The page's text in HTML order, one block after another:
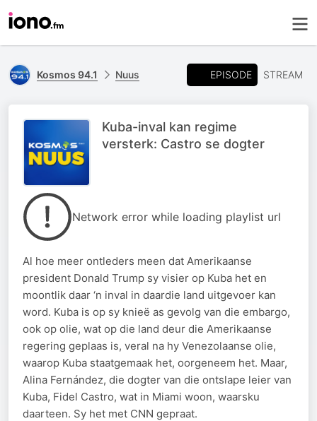
Kosmos 94.1 Nuus EPISODE STREAM
Kuba-inval kan regime
versterk: Castro se dogter
Network error while loading playlist url
Al hoe meer ontleders meen dat Amerikaanse
president Donald Trump sy visier op Kuba het en
moontlik daar ‘n inval in daardie land uitgevoer kan
word. Kuba is op sy knieë as gevolg van die embargo,
ook op olie, wat op die land deur die Amerikaanse
regering geplaas is, veral na hy Venezolaanse olie,
waarop Kuba staatgemaak het, oorgeneem het. Maar,
Alina Fernández, die dogter van die ontslape leier van
Kuba, Fidel Castro, wat in Miami woon, waarsku
daarteen. Sy het met CNN gepraat.